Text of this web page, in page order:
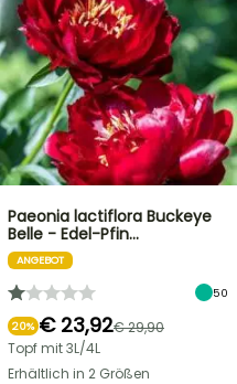
Paeonia lactiflora Buckeye
Belle - Edel-Pfin…
ANGEBOT
50
20% € 23,92€ 29,90
Topf mit 3L/4L
Erhältlich in 2 Größen